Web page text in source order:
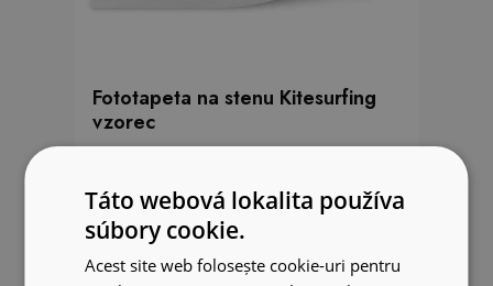
Fototapeta na stenu Kitesurfing
vzorec
33.99 EUR
Táto webová lokalita používa
súbory cookie.
Acest site web folosește cookie-uri pentru